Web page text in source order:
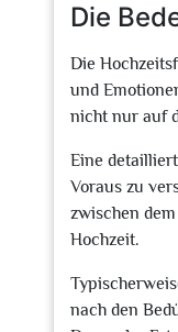
Die
Die
und
nicht nur auf
Eine
Voraus zu
zwischen
Hochzeit.
nach den